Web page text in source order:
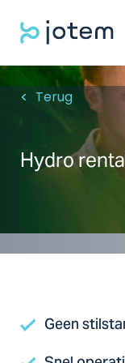
Terug
Hydro
Geen